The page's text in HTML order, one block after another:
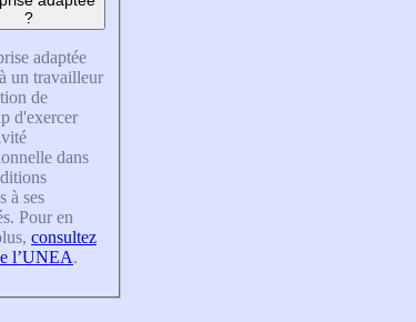
?
adaptée
un travailleur
de
d'exercer
dans
à ses
Pour en
consultez
l’UNEA.